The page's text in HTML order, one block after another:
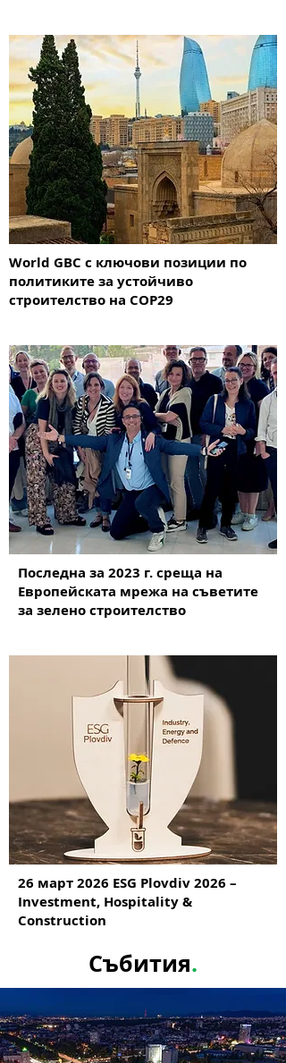
World GBC с ключови позиции по
политиките за устойчиво
строителство на COP29
Последна за 2023 г. среща на
Европейската мрежа на съветите
за зелено строителство
26 март 2026 ESG Plovdiv 2026 –
Investment, Hospitality &
Construction
Събития.